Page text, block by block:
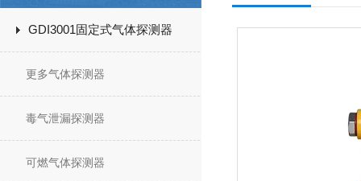
GDI3001固定式气体探测器
更多气体探测器
毒气泄漏探测器
可燃气体探测器